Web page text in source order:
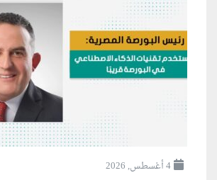
4 أغسطس, 2026